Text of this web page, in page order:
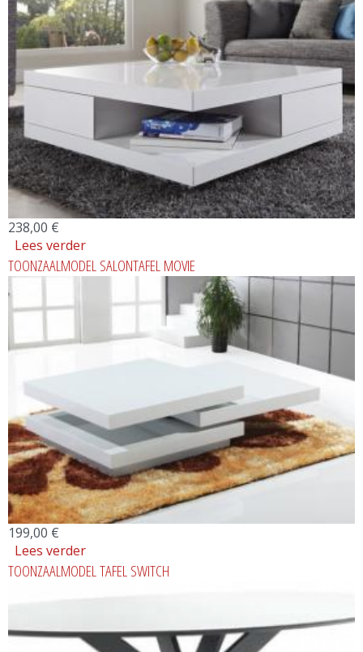
238,00 €
Lees verder
DUNDEE
TOONZAALMODEL SALONTAFEL MOVIE
199,00 €
Lees verder
MOVIE
TOONZAALMODEL TAFEL SWITCH